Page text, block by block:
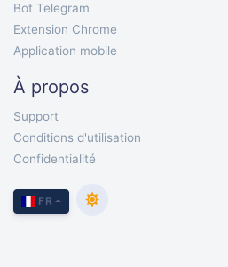
Bot Telegram
Extension Chrome
Application mobile
À propos
Support
Conditions d'utilisation
Confidentialité
FR